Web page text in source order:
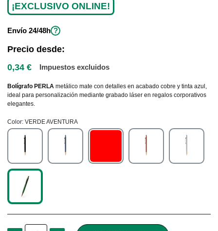
¡EXCLUSIVO ONLINE!
Envío 24/48h ?
Precio desde:
0,34 €
Impuestos excluidos
Bolígrafo PERLA metálico mate con detalles en acabado cobre y tinta azul,
ideal para personalización mediante grabado láser en regalos corporativos
elegantes.
Color VERDE AVENTURA